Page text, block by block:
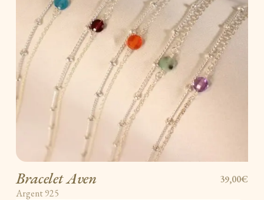
Bracelet Aven
39,00€
Argent 925